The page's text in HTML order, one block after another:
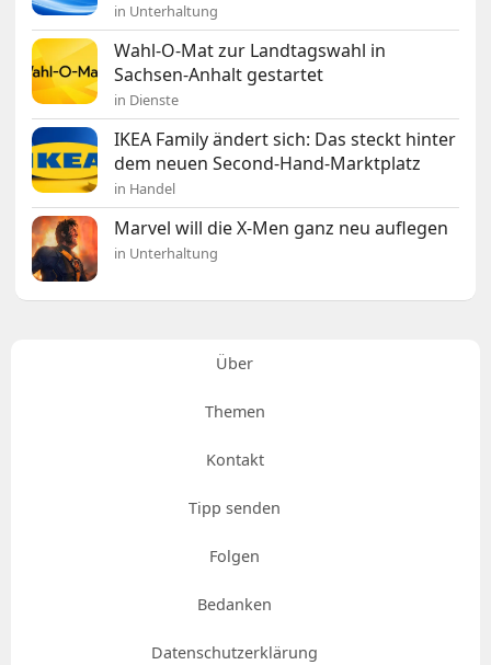
in Unterhaltung
Wahl-O-Mat zur Landtagswahl in
Sachsen-Anhalt gestartet
in Dienste
IKEA Family ändert sich: Das steckt hinter
dem neuen Second-Hand-Marktplatz
in Handel
Marvel will die X-Men ganz neu auflegen
in Unterhaltung
Über
Themen
Kontakt
Tipp senden
Folgen
Bedanken
Datenschutzerklärung